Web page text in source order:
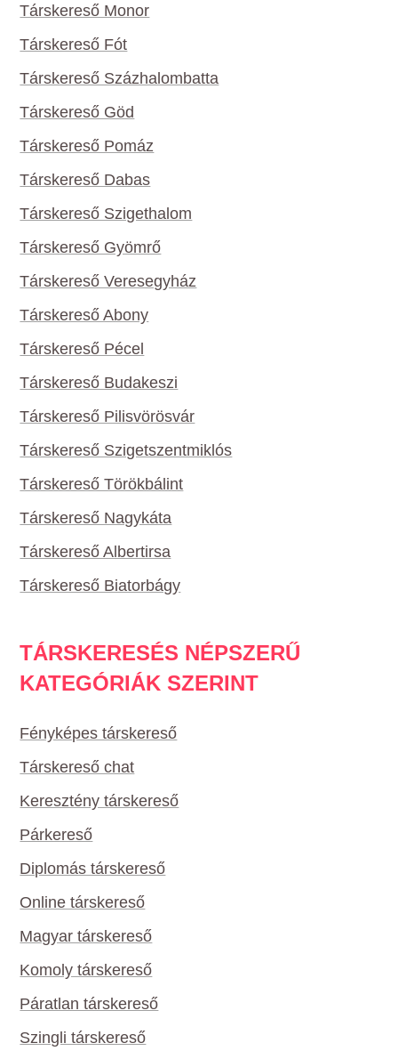
Társkereső Monor
Társkereső Fót
Társkereső Százhalombatta
Társkereső Göd
Társkereső Pomáz
Társkereső Dabas
Társkereső Szigethalom
Társkereső Gyömrő
Társkereső Veresegyház
Társkereső Abony
Társkereső Pécel
Társkereső Budakeszi
Társkereső Pilisvörösvár
Társkereső Szigetszentmiklós
Társkereső Törökbálint
Társkereső Nagykáta
Társkereső Albertirsa
Társkereső Biatorbágy
TÁRSKERESÉS NÉPSZERŰ
KATEGÓRIÁK SZERINT
Fényképes társkereső
Társkereső chat
Keresztény társkereső
Párkereső
Diplomás társkereső
Online társkereső
Magyar társkereső
Komoly társkereső
Páratlan társkereső
Szingli társkereső